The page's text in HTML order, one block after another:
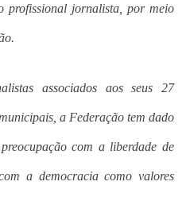
profissional jornalista, por meio
associados aos seus 27
a Federação tem dado
com a liberdade de
a democracia como valores